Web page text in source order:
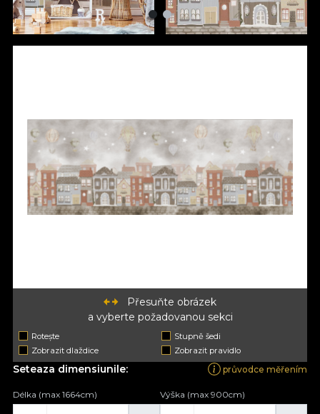
Přesuňte obrázek
a vyberte požadovanou sekci
Rotește
Stupně šedi
Zobrazit dlaždice
Zobrazit pravidlo
Seteaza dimensiunile: průvodce měřením
Délka (max 1664cm) Výška (max 900cm)